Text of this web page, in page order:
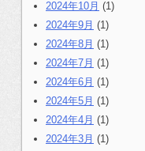
2024年10月 (1)
2024年9月 (1)
2024年8月 (1)
2024年7月 (1)
2024年6月 (1)
2024年5月 (1)
2024年4月 (1)
2024年3月 (1)